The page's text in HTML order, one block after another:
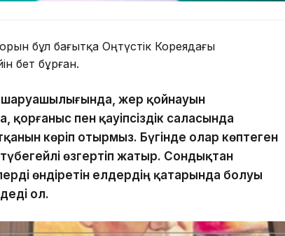
бұл бағытқа Оңтүстік Кореядағы
бет бұрған.
шаруашылығында, жер қойнауын
қорғаныс пен қауіпсіздік саласында
көріп отырмыз. Бүгінде олар көптеген
өзгертіп жатыр. Сондықтан
өндіретін елдердің қатарында болуы
ол.